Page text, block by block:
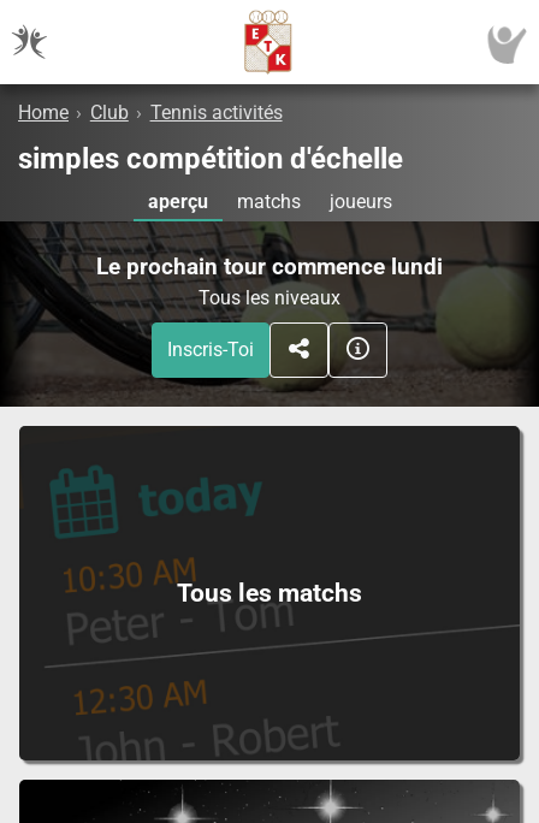
Home › Club › Tennis activités
simples compétition d'échelle
aperçu matchs joueurs
Le prochain tour commence lundi
Tous les niveaux
Inscris-Toi
Tous les matchs